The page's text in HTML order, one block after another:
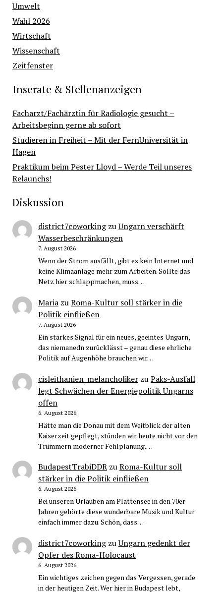
Umwelt
Wahl 2026
Wirtschaft
Wissenschaft
Zeitfenster
Inserate & Stellenanzeigen
Facharzt/Fachärztin für Radiologie gesucht –
Arbeitsbeginn gerne ab sofort
Studieren in Freiheit – Mit der FernUniversität in
Hagen
Praktikum beim Pester Lloyd – Werde Teil unseres
Relaunchs!
Diskussion
district7coworkingzuUngarn verschärft
Wasserbeschränkungen
7. August 2026
Wenn der Strom ausfällt, gibt es kein Internet und
keine Klimaanlage mehr zum Arbeiten. Sollte das
Netz hier schlappmachen, muss…
MariazuRoma-Kultur soll stärker in die
Politik einfließen
7. August 2026
Ein starkes Signal für ein neues, geeintes Ungarn,
das niemanedn zurücklässt – genau diese ehrliche
Politik auf Augenhöhe brauchen wir…
cisleithanien_melancholikerzuPaks-Ausfall
legt Schwächen der Energiepolitik Ungarns
offen
6. August 2026
Hätte man die Donau mit dem Weitblick der alten
Kaiserzeit gepflegt, stünden wir heute nicht vor den
Trümmern moderner Fehlplanung.…
BudapestTrabiDDRzuRoma-Kultur soll
stärker in die Politik einfließen
6. August 2026
Bei unseren Urlauben am Plattensee in den 70er
Jahren gehörte diese wunderbare Musik und Kultur
einfach immer dazu. Schön, dass…
district7coworkingzuUngarn gedenkt der
Opfer des Roma-Holocaust
6. August 2026
Ein wichtiges zeichen gegen das Vergessen, gerade
in der heutigen Zeit. Wer hier in Budapest lebt,